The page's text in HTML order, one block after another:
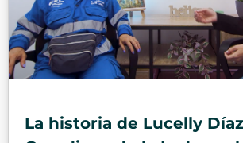
La historia de Lucelly